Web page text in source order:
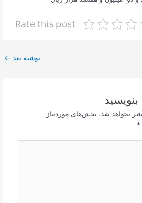
Rate this post
نوشته بعد ←
بنویسید
نخواهد شد. بخش‌های موردنیاز
*